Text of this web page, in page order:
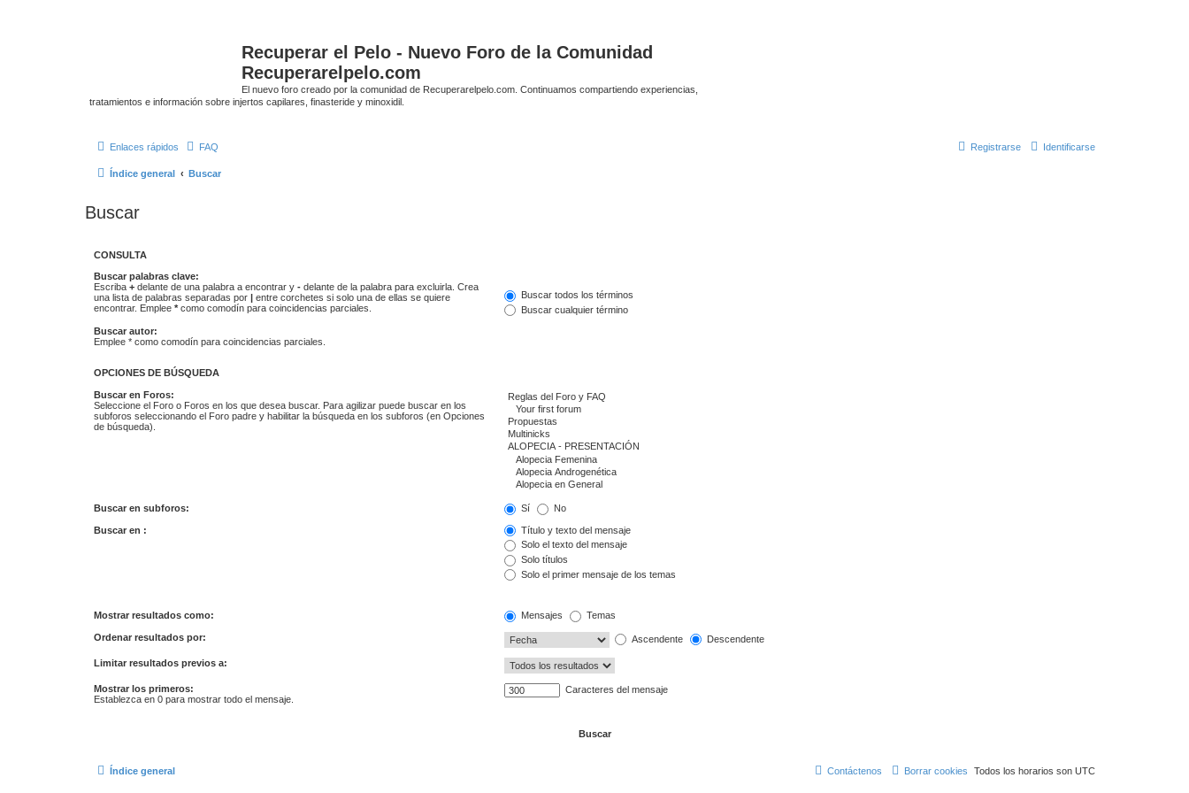
Recuperar el Pelo - Nuevo Foro de la Comunidad
Recuperarelpelo.com
El nuevo foro creado por la comunidad de Recuperarelpelo.com. Continuamos compartiendo experiencias,
tratamientos e información sobre injertos capilares, finasteride y minoxidil.
Enlaces rápidos FAQ Identificarse
Registrarse
Índice general Buscar
Buscar
CONSULTA
Buscar palabras clave:
Escriba + delante de una palabra a encontrar y - delante de la palabra para excluirla. Crea
una lista de palabras separadas por | entre corchetes si solo una de ellas se quiere
encontrar. Emplee * como comodín para coincidencias parciales.
Buscar todos los términos
Buscar cualquier término
Buscar autor:
Emplee * como comodín para coincidencias parciales.
OPCIONES DE BÚSQUEDA
Buscar en Foros:
Seleccione el Foro o Foros en los que desea buscar. Para agilizar puede buscar en los
subforos seleccionando el Foro padre y habilitar la búsqueda en los subforos (en Opciones
de búsqueda).
Buscar en subforos: Sí No
Buscar en :
Título y texto del mensaje
Solo el texto del mensaje
Solo títulos
Solo el primer mensaje de los temas
Mostrar resultados como: Mensajes Temas
Ordenar resultados por: Ascendente Descendente
Limitar resultados previos a:
Mostrar los primeros:
Establezca en 0 para mostrar todo el mensaje.
Caracteres del mensaje
Índice general Todos los horarios son UTC
Borrar cookies
Contáctenos